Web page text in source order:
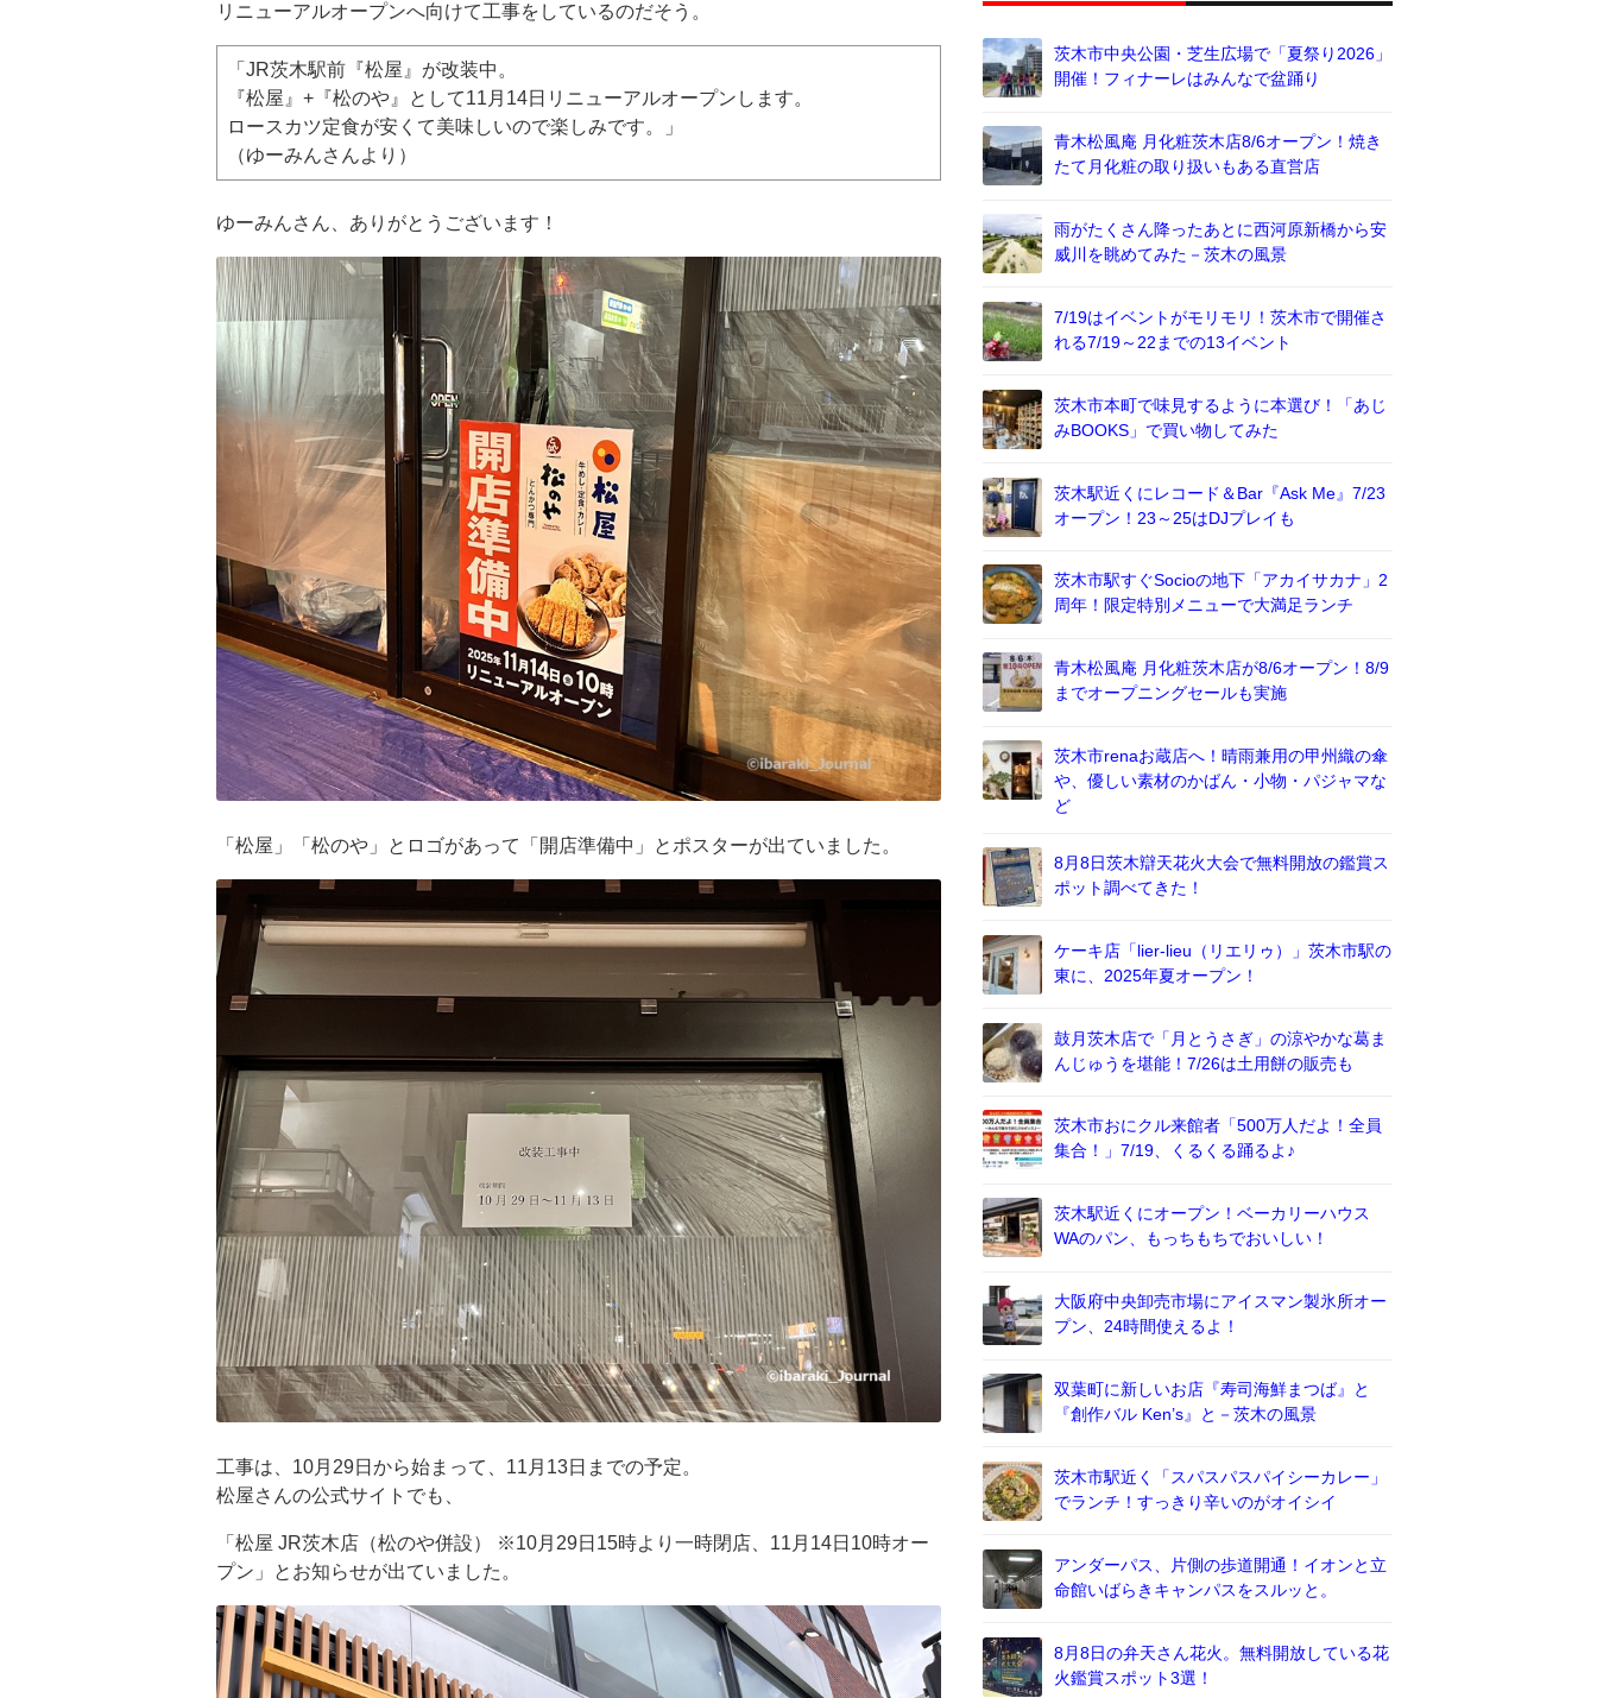
リニューアルオープンへ向けて工事をしているのだそう。
「JR茨木駅前『松屋』が改装中。
『松屋』+『松のや』として11月14日リニューアルオープンします。
ロースカツ定食が安くて美味しいので楽しみです。」
（ゆーみんさんより）
ゆーみんさん、ありがとうございます！
「松屋」「松のや」とロゴがあって「開店準備中」とポスターが出ていました。
工事は、10月29日から始まって、11月13日までの予定。
松屋さんの公式サイトでも、
「松屋 JR茨木店（松のや併設） ※10月29日15時より一時閉店、11月14日10時オー
プン」とお知らせが出ていました。
茨木市中央公園・芝生広場で「夏祭り2026」
開催！フィナーレはみんなで盆踊り
青木松風庵 月化粧茨木店8/6オープン！焼き
たて月化粧の取り扱いもある直営店
雨がたくさん降ったあとに西河原新橋から安
威川を眺めてみた－茨木の風景
7/19はイベントがモリモリ！茨木市で開催さ
れる7/19～22までの13イベント
茨木市本町で味見するように本選び！「あじ
みBOOKS」で買い物してみた
茨木駅近くにレコード＆Bar『Ask Me』7/23
オープン！23～25はDJプレイも
茨木市駅すぐSocioの地下「アカイサカナ」2
周年！限定特別メニューで大満足ランチ
青木松風庵 月化粧茨木店が8/6オープン！8/9
までオープニングセールも実施
茨木市renaお蔵店へ！晴雨兼用の甲州織の傘
や、優しい素材のかばん・小物・パジャマな
ど
8月8日茨木辯天花火大会で無料開放の鑑賞ス
ポット調べてきた！
ケーキ店「lier-lieu（リエリゥ）」茨木市駅の
東に、2025年夏オープン！
鼓月茨木店で「月とうさぎ」の涼やかな葛ま
んじゅうを堪能！7/26は土用餅の販売も
茨木市おにクル来館者「500万人だよ！全員
集合！」7/19、くるくる踊るよ♪
茨木駅近くにオープン！ベーカリーハウス
WAのパン、もっちもちでおいしい！
大阪府中央卸売市場にアイスマン製氷所オー
プン、24時間使えるよ！
双葉町に新しいお店『寿司海鮮まつば』と
『創作バル Ken’s』と－茨木の風景
茨木市駅近く「スパスパスパイシーカレー」
でランチ！すっきり辛いのがオイシイ
アンダーパス、片側の歩道開通！イオンと立
命館いばらきキャンパスをスルッと。
8月8日の弁天さん花火。無料開放している花
火鑑賞スポット3選！